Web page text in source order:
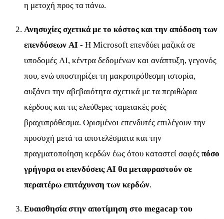
η μετοχή προς τα πάνω.
Ανησυχίες σχετικά με το κόστος και την απόδοση των
επενδύσεων AI - Η Microsoft επενδύει μαζικά σε
υποδομές AI, κέντρα δεδομένων και ανάπτυξη, γεγονός
που, ενώ υποστηρίζει τη μακροπρόθεσμη ιστορία,
αυξάνει την αβεβαιότητα σχετικά με τα περιθώρια
κέρδους και τις ελεύθερες ταμειακές ροές
βραχυπρόθεσμα. Ορισμένοι επενδυτές επιλέγουν την
προσοχή μετά τα αποτελέσματα και την
πραγματοποίηση κερδών έως ότου καταστεί σαφές πόσο
γρήγορα οι επενδύσεις AI θα μεταφραστούν σε
περαιτέρω επιτάχυνση των κερδών.
Ευαισθησία στην αποτίμηση στο megacap του